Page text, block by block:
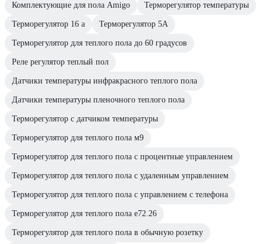
Комплектующие для пола Amigo Терморегулятор температуры
Терморегулятор 16 а Терморегулятор 5А
Терморегулятор для теплого пола до 60 градусов
Реле регулятор теплый пол
Датчики температуры инфракрасного теплого пола
Датчики температуры пленочного теплого пола
Терморегулятор с датчиком температуры
Терморегулятор для теплого пола м9
Терморегулятор для теплого пола с процентные управлением
Терморегулятор для теплого пола с удаленным управлением
Терморегулятор для теплого пола с управлением с телефона
Терморегулятор для теплого пола е72.26
Терморегулятор для теплого пола в обычную розетку